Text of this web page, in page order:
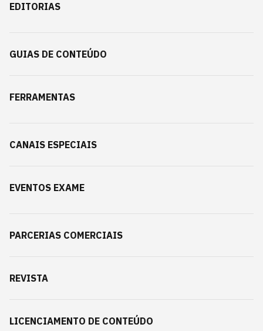
EDITORIAS
GUIAS DE CONTEÚDO
FERRAMENTAS
CANAIS ESPECIAIS
EVENTOS EXAME
PARCERIAS COMERCIAIS
REVISTA
LICENCIAMENTO DE CONTEÚDO